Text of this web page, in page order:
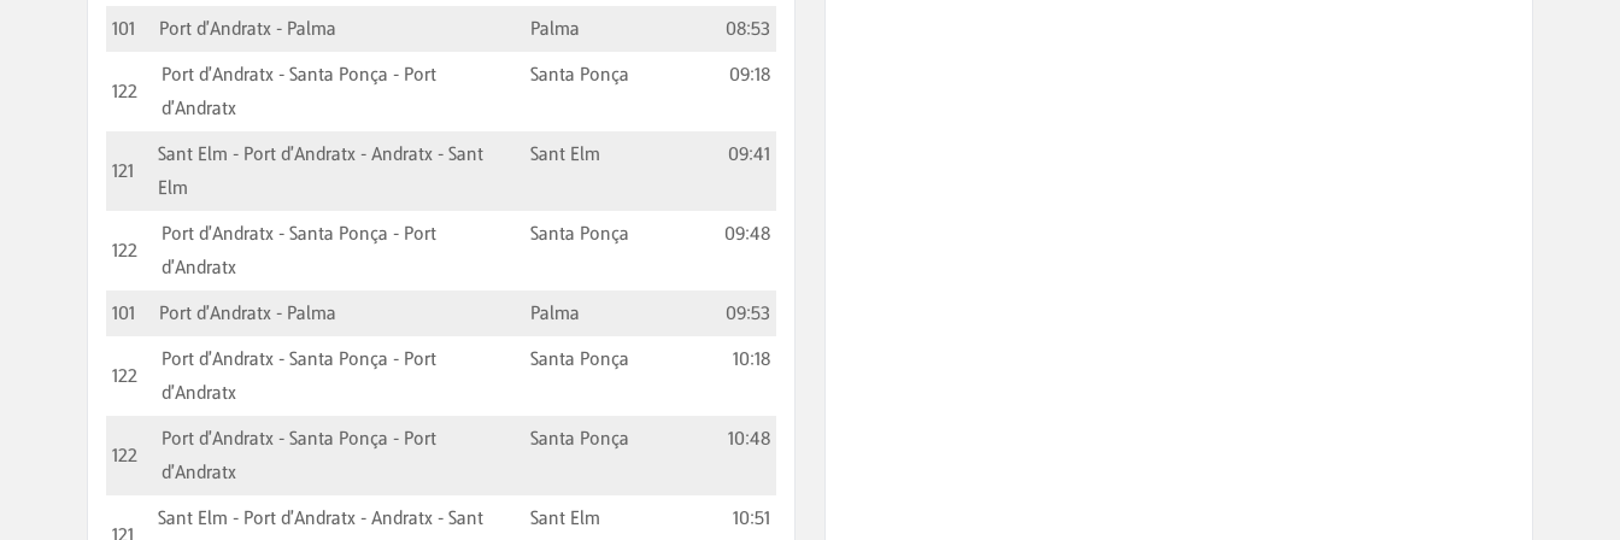
101 Port d'Andratx - Palma Palma 08:53
122
Port d'Andratx - Santa Ponça - Port
d'Andratx
Santa Ponça 09:18
121
Sant Elm - Port d'Andratx - Andratx - Sant
Elm
Sant Elm 09:41
122
Port d'Andratx - Santa Ponça - Port
d'Andratx
Santa Ponça 09:48
101 Port d'Andratx - Palma Palma 09:53
122
Port d'Andratx - Santa Ponça - Port
d'Andratx
Santa Ponça 10:18
122
Port d'Andratx - Santa Ponça - Port
d'Andratx
Santa Ponça 10:48
121
Sant Elm - Port d'Andratx - Andratx - Sant
Sant Elm 10:51